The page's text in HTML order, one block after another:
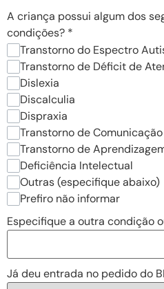
A criança possui algum dos
condições? *
Transtorno do Espectro
Transtorno de Déficit de
Dislexia
Discalculia
Dispraxia
Transtorno de Comunicação
Transtorno de
Deficiência Intelectual
Outras (especifique abaixo)
Prefiro não informar
Especifique a outra condição
Já deu entrada no pedido do